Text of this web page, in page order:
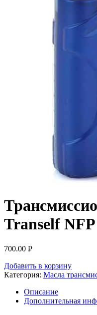
Tranself
700.00 Р
Добавить в корзину
Категория: Масла
Описание
Дополнительная